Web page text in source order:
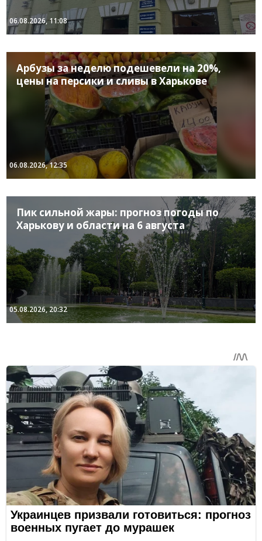
06.08.2026, 11:08
Арбузы за неделю подешевели на 20%,
цены на персики и сливы в Харькове
06.08.2026, 12:35
Пик сильной жары: прогноз погоды по
Харькову и области на 6 августа
05.08.2026, 20:32